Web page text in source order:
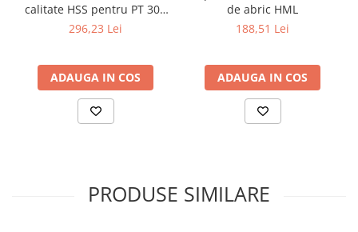
Nivele
Palpatoare margine
Raportor
Set unelte de masurare
Instrumente de găurit
calitate HSS pentru PT 305
D (2 bucati)
296,23 Lei
ADAUGA IN COS
de abric HML
188,51 Lei
ADAUGA IN COS
PRODUSE SIMILARE